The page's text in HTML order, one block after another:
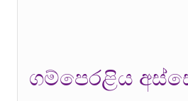
ගම්පෙරළිය